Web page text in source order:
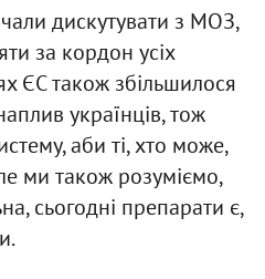
дискутувати з МОЗ,
за кордон усіх
ЄС також збільшилося
українців, тож
аби ті, хто може,
ми також розуміємо,
сьогодні препарати є,